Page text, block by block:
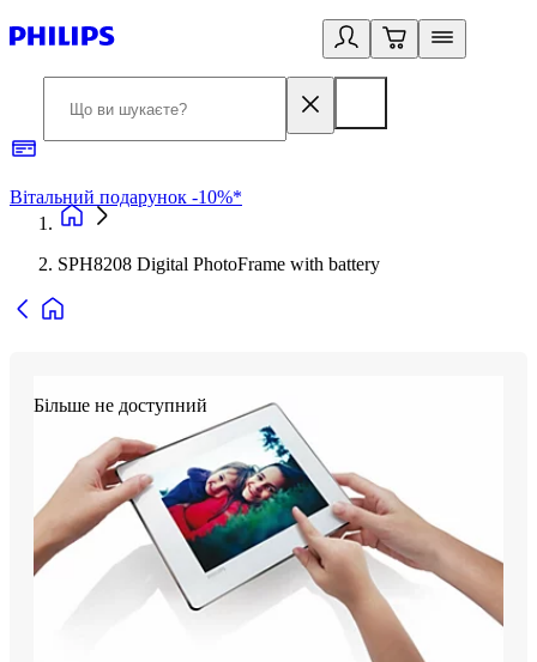
Вітальний подарунок -10%*
SPH8208 Digital PhotoFrame with battery
Більше не доступний